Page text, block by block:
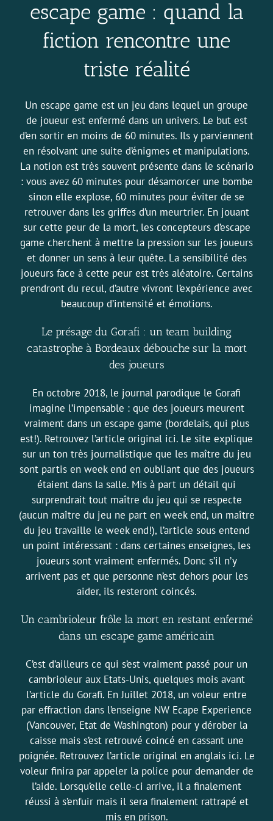
escape game : quand la
fiction rencontre une
triste réalité
Un escape game est un jeu dans lequel un groupe
de joueur est enfermé dans un univers. Le but est
d’en sortir en moins de 60 minutes. Ils y parviennent
en résolvant une suite d’énigmes et manipulations.
La notion est très souvent présente dans le scénario
: vous avez 60 minutes pour désamorcer une bombe
sinon elle explose, 60 minutes pour éviter de se
retrouver dans les griffes d’un meurtrier. En jouant
sur cette peur de la mort, les concepteurs d’escape
game cherchent à mettre la pression sur les joueurs
et donner un sens à leur quête. La sensibilité des
joueurs face à cette peur est très aléatoire. Certains
prendront du recul, d’autre vivront l’expérience avec
beaucoup d’intensité et émotions.
Le présage du Gorafi : un team building
catastrophe à Bordeaux débouche sur la mort
des joueurs
En octobre 2018, le journal parodique le Gorafi
imagine l’impensable : que des joueurs meurent
vraiment dans un escape game (bordelais, qui plus
est!). Retrouvez l’article original ici. Le site explique
sur un ton très journalistique que les maître du jeu
sont partis en week end en oubliant que des joueurs
étaient dans la salle. Mis à part un détail qui
surprendrait tout maître du jeu qui se respecte
(aucun maître du jeu ne part en week end, un maître
du jeu travaille le week end!), l’article sous entend
un point intéressant : dans certaines enseignes, les
joueurs sont vraiment enfermés. Donc s’il n’y
arrivent pas et que personne n’est dehors pour les
aider, ils resteront coincés.
Un cambrioleur frôle la mort en restant enfermé
dans un escape game américain
C’est d’ailleurs ce qui s’est vraiment passé pour un
cambrioleur aux Etats-Unis, quelques mois avant
l’article du Gorafi. En Juillet 2018, un voleur entre
par effraction dans l’enseigne NW Ecape Experience
(Vancouver, Etat de Washington) pour y dérober la
caisse mais s’est retrouvé coincé en cassant une
poignée. Retrouvez l’article original en anglais ici. Le
voleur finira par appeler la police pour demander de
l’aide. Lorsqu’elle celle-ci arrive, il a finalement
réussi à s’enfuir mais il sera finalement rattrapé et
mis en prison.